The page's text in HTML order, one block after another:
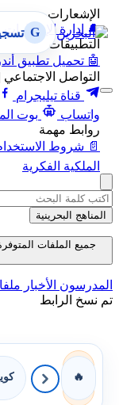
الإشعارات
🔔
إدارة الإشعارات
التطبيقات
🤖 تحميل تطبيق
التواصل الاجتماعي |
قناة تيليجرام
واتساب
بوت
روابط مهمة
📄 شروط الاستخدام
الملكية الفكرية
G
المناهج البحرينية
المدرسون الأخبار
تم نسخ الرابط
🔥